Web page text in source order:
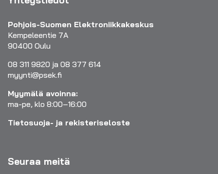
Pohjois-Suomen Elektroniikkakeskus
Kempeleentie 7A
90400 Oulu
08 311 9820 ja 08 377 614
myynti@psek.fi
Myymälä avoinna:
ma-pe, klo 8:00–16:00
Tietosuoja- ja rekisteriseloste
Seuraa meitä